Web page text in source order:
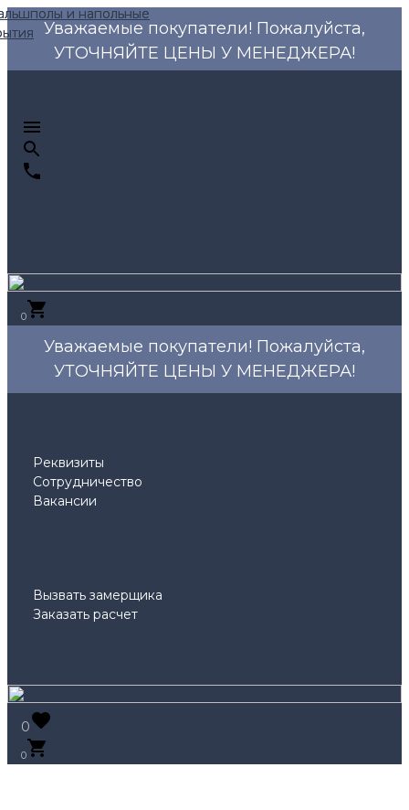
Уважаемые покупатели! Пожалуйста,
УТОЧНЯЙТЕ ЦЕНЫ У МЕНЕДЖЕРА!
0
Уважаемые покупатели! Пожалуйста,
УТОЧНЯЙТЕ ЦЕНЫ У МЕНЕДЖЕРА!
Реквизиты
Сотрудничество
Вакансии
Вызвать замерщика
Заказать расчет
0
0